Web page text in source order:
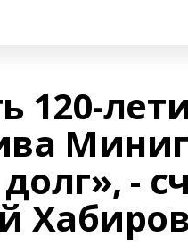
120-
-